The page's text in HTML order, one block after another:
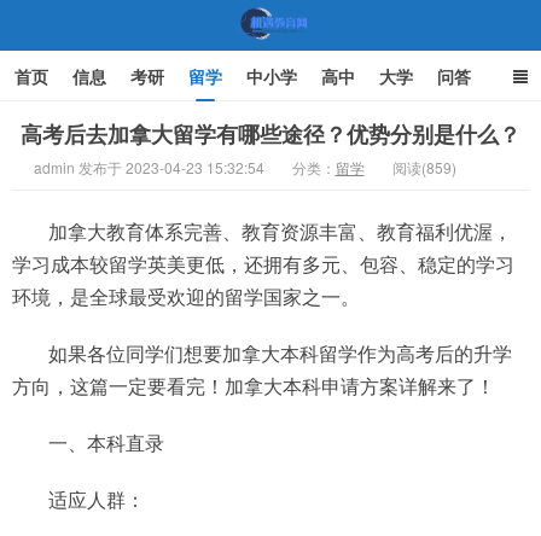
首页 信息 考研 留学 中小学 高中 大学 问答
文化 家庭教育
高考后去加拿大留学有哪些途径？优势分别是什么？
admin 发布于 2023-04-23 15:32:54 分类： 留学 阅读(859)
加拿大教育体系完善、教育资源丰富、教育福利优渥，
学习成本较留学英美更低，还拥有多元、包容、稳定的学习
环境，是全球最受欢迎的留学国家之一。
如果各位同学们想要加拿大本科留学作为高考后的升学
方向，这篇一定要看完！加拿大本科申请方案详解来了！
一、本科直录
适应人群：